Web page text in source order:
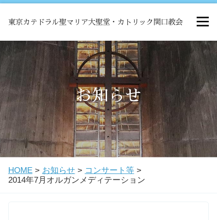
東京カテドラル聖マリア大聖堂・カトリック関口教会
HOME
ミサ
お知らせ
関口教会について
教会学校・中高生会
お知らせ
HOME> お知らせ> コンサート等>
2014年7月オルガンメディテーション